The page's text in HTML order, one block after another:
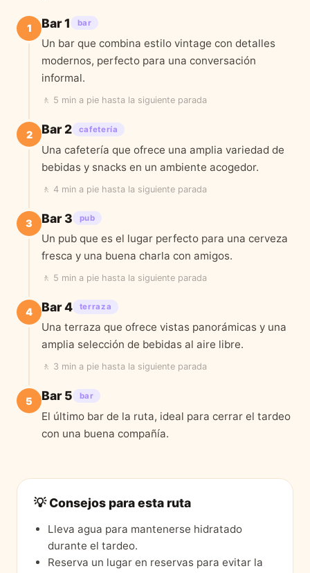
1 Bar 1 bar
Un bar que combina estilo vintage con detalles
modernos, perfecto para una conversación
informal.
🚶 5 min a pie hasta la siguiente parada
2 Bar 2 cafetería
Una cafetería que ofrece una amplia variedad de
bebidas y snacks en un ambiente acogedor.
🚶 4 min a pie hasta la siguiente parada
3 Bar 3 pub
Un pub que es el lugar perfecto para una cerveza
fresca y una buena charla con amigos.
🚶 5 min a pie hasta la siguiente parada
4 Bar 4 terraza
Una terraza que ofrece vistas panorámicas y una
amplia selección de bebidas al aire libre.
🚶 3 min a pie hasta la siguiente parada
5 Bar 5 bar
El último bar de la ruta, ideal para cerrar el tardeo
con una buena compañía.
💡 Consejos para esta ruta
Lleva agua para mantenerse hidratado
durante el tardeo.
Reserva un lugar en reservas para evitar la